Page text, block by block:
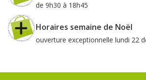
de 9h30 à 18h45
Horaires semaine de Noël
ouverture exceptionnelle lundi 22